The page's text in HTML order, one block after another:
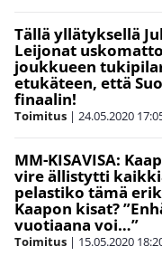
Tällä yllätyksellä
Leijonat
joukkueen
etukäteen, että
finaalin!
Toimitus | 24.05.2020
MM-KISAVISA:
vire ällistytti
pelastiko tämä
Kaapon kisat?
vuotiaana voi…”
Toimitus | 15.05.2020